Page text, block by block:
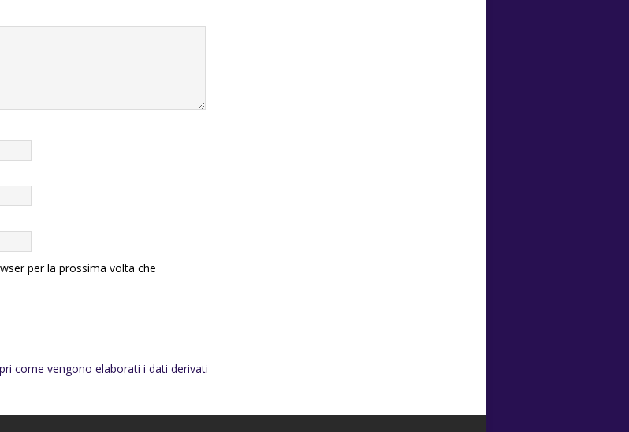
per la prossima volta che
come vengono elaborati i dati derivati